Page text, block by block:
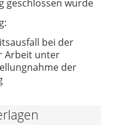
geschlossen wurde
bei der
Arbeit unter
der